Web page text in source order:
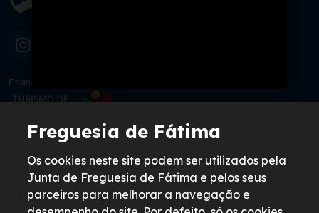
Financiado por:
Freguesia de Fátima
Avenida Irmã Lúcia de Jesus N. 181,
2495-557 Fátima
Freguesia de Fátima
Os cookies neste site podem ser utilizados pela
Junta de Freguesia de Fátima e pelos seus
parceiros para melhorar a navegação e